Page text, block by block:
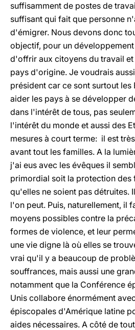
suffisamment de postes de
suffisant qui fait que personne
d'émigrer. Nous devons donc
objectif, pour un
d'offrir aux citoyens du travail et
pays d'origine. Je voudrais
président car ce sont surtout
aider les pays à se développer
dans l'intérêt de tous, pas
l'intérêt du monde et aussi des
mesures à court terme: il est
avant tout les familles. A la
j'ai eus avec les évêques il
primordial soit la protection des
qu'elles ne soient pas détruites.
l'on peut. Puis, naturellement, il
moyens possibles contre la
formes de violence, et leur
une vie digne là où elles se
vrai qu'il y a beaucoup de
souffrances, mais aussi une
notamment que la Conférence
Unis collabore énormément
épiscopales d'Amérique latine
aides nécessaires. A côté de